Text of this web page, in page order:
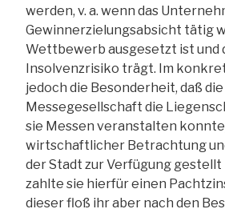
werden, v. a. wenn das
Gewinnerzielungsabsicht tätig
Wettbewerb ausgesetzt ist und
Insolvenzrisiko trägt. Im
jedoch die Besonderheit, daß die
Messegesellschaft die
sie Messen veranstalten
wirtschaftlicher Betrachtung
der Stadt zur Verfügung gestellt
zahlte sie hierfür einen
dieser floß ihr aber nach den